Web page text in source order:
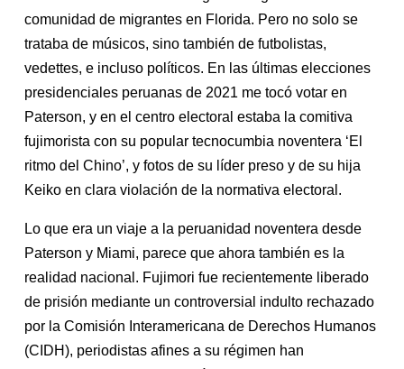
comunidad de migrantes en Florida. Pero no solo se
trataba de músicos, sino también de futbolistas,
vedettes, e incluso políticos. En las últimas elecciones
presidenciales peruanas de 2021 me tocó votar en
Paterson, y en el centro electoral estaba la comitiva
fujimorista con su popular tecnocumbia noventera ‘El
ritmo del Chino’, y fotos de su líder preso y de su hija
Keiko en clara violación de la normativa electoral.
Lo que era un viaje a la peruanidad noventera desde
Paterson y Miami, parece que ahora también es la
realidad nacional. Fujimori fue recientemente liberado
de prisión mediante un controversial indulto rechazado
por la Comisión Interamericana de Derechos Humanos
(CIDH), periodistas afines a su régimen han